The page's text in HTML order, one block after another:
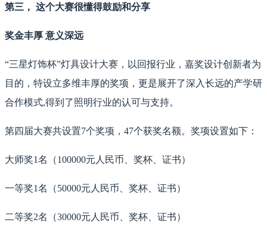
第三， 这个大赛很懂得鼓励和分享
奖金丰厚 意义深远
“三星灯饰杯”灯具设计大赛，以回报行业，嘉奖设计创新者为
目的，特设立多维丰厚的奖项，更是展开了深入长远的产学研
合作模式,得到了照明行业的认可与支持。
第四届大赛共设置7个奖项，47个获奖名额。奖项设置如下：
大师奖1名（100000元人民币、奖杯、证书）
一等奖1名（50000元人民币、奖杯、证书）
二等奖2名（30000元人民币、奖杯、证书）